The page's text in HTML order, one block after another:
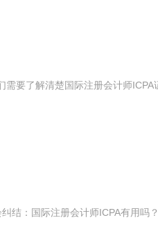
要了解清楚国际注册会计师ICPA
结：国际注册会计师ICPA有用吗